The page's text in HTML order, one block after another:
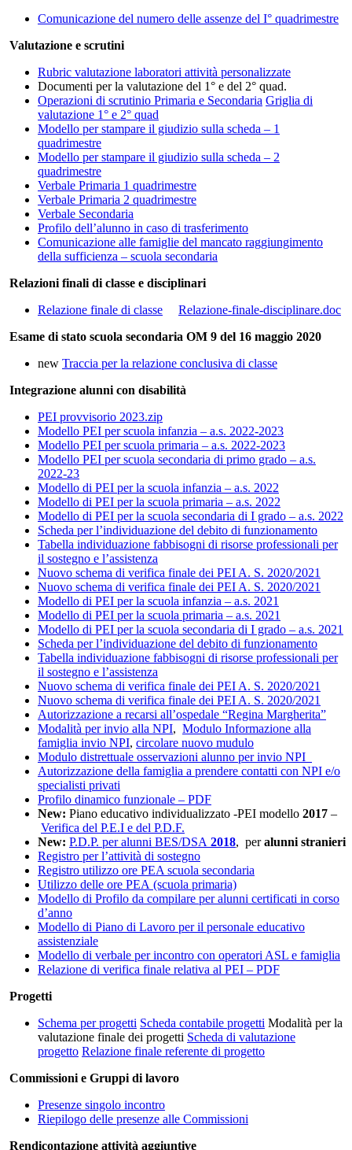
Comunicazione del numero delle assenze del I° quadrimestre
Valutazione e scrutini
Rubric valutazione laboratori attività personalizzate
Documenti per la valutazione del 1° e del 2° quad.
Operazioni di scrutinio Primaria e Secondaria Griglia di
valutazione 1° e 2° quad
Modello per stampare il giudizio sulla scheda – 1
quadrimestre
Modello per stampare il giudizio sulla scheda – 2
quadrimestre
Verbale Primaria 1 quadrimestre
Verbale Primaria 2 quadrimestre
Verbale Secondaria
Profilo dell’alunno in caso di trasferimento
Comunicazione alle famiglie del mancato raggiungimento
della sufficienza – scuola secondaria
Relazioni finali di classe e disciplinari
Relazione finale di classe
Relazione-finale-disciplinare.doc
Esame di stato scuola secondaria OM 9 del 16 maggio 2020
new Traccia per la relazione conclusiva di classe
Integrazione alunni con disabilità
PEI provvisorio 2023.zip
Modello PEI per scuola infanzia – a.s. 2022-2023
Modello PEI per scuola primaria – a.s. 2022-2023
Modello PEI per scuola secondaria di primo grado – a.s.
2022-23
Modello di PEI per la scuola infanzia – a.s. 2022
Modello di PEI per la scuola primaria – a.s. 2022
Modello di PEI per la scuola secondaria di I grado – a.s. 2022
Scheda per l’individuazione del debito di funzionamento
Tabella individuazione fabbisogni di risorse professionali per
il sostegno e l’assistenza
Nuovo schema di verifica finale dei PEI A. S. 2020/2021
Nuovo schema di verifica finale dei PEI A. S. 2020/2021
Modello di PEI per la scuola infanzia – a.s. 2021
Modello di PEI per la scuola primaria – a.s. 2021
Modello di PEI per la scuola secondaria di I grado – a.s. 2021
Scheda per l’individuazione del debito di funzionamento
Tabella individuazione fabbisogni di risorse professionali per
il sostegno e l’assistenza
Nuovo schema di verifica finale dei PEI A. S. 2020/2021
Nuovo schema di verifica finale dei PEI A. S. 2020/2021
Autorizzazione a recarsi all’ospedale “Regina Margherita”
Modalità per invio alla NPI, Modulo Informazione alla
famiglia invio NPI, circolare nuovo mudulo
Modulo distrettuale osservazioni alunno per invio NPI
Autorizzazione della famiglia a prendere contatti con NPI e/o
specialisti privati
Profilo dinamico funzionale – PDF
New: Piano educativo individualizzato -PEI modello 2017 –
Verifica del P.E.I e del P.D.F.
New: P.D.P. per alunni BES/DSA 2018, peralunni stranieri
Registro per l’attività di sostegno
Registro utilizzo ore PEA scuola secondaria
Utilizzo delle ore PEA (scuola primaria)
Modello di Profilo da compilare per alunni certificati in corso
d’anno
Modello di Piano di Lavoro per il personale educativo
assistenziale
Modello di verbale per incontro con operatori ASL e famiglia
Relazione di verifica finale relativa al PEI – PDF
Progetti
Schema per progetti Scheda contabile progetti Modalità per la
valutazione finale dei progetti Scheda di valutazione
progetto Relazione finale referente di progetto
Commissioni e Gruppi di lavoro
Presenze singolo incontro
Riepilogo delle presenze alle Commissioni
Rendicontazione attività aggiuntive